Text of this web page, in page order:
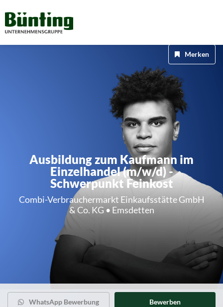
Ausbildung zum Kaufmann im
Einzelhandel (m/w/d) -
Schwerpunkt Feinkost
Combi-Verbrauchermarkt Einkaufsstätte GmbH
& Co. KG • Emsdetten
Merken
WhatsApp Bewerbung Bewerben